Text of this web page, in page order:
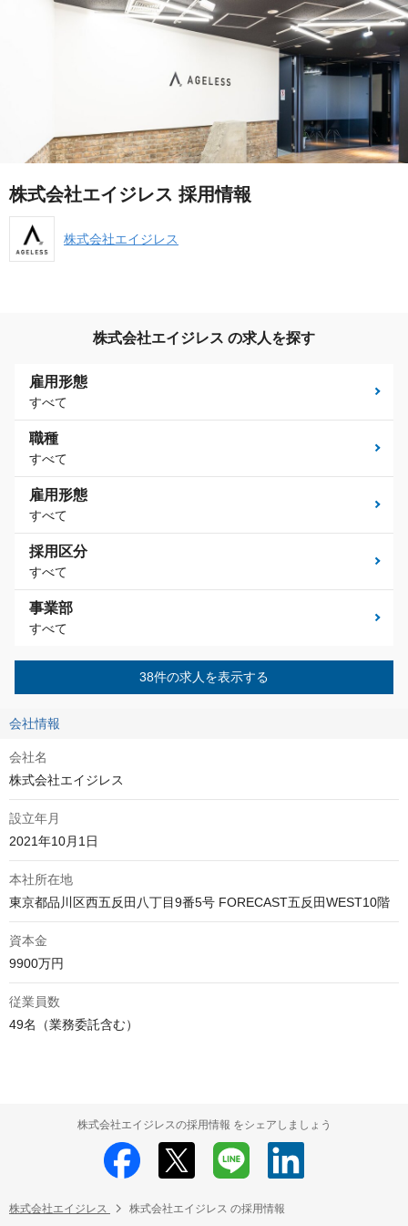
株式会社エイジレス 採用情報
株式会社エイジレス
株式会社エイジレス の求人を探す
雇用形態
すべて
職種
すべて
雇用形態
すべて
採用区分
すべて
事業部
すべて
38件の求人を表示する
会社情報
会社名
株式会社エイジレス
設立年月
2021年10月1日
本社所在地
資本金
9900万円
従業員数
49名（業務委託含む）
株式会社エイジレスの採用情報 をシェアしましょう
株式会社エイジレス 株式会社エイジレス の採用情報